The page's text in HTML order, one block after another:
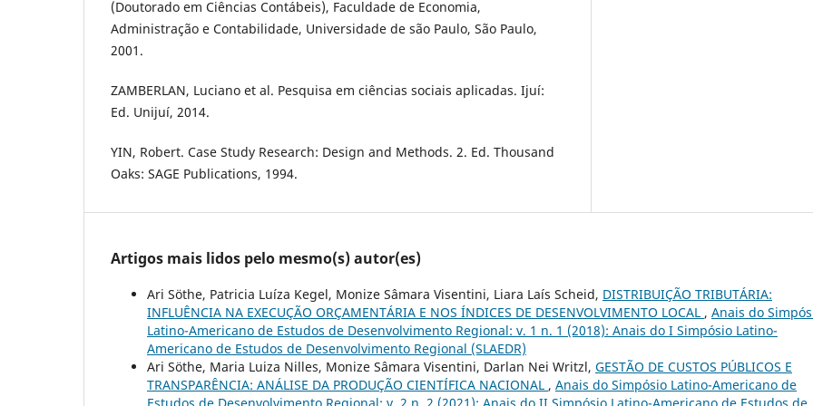
(Doutorado em Ciências Contábeis), Faculdade de Economia,
Administração e Contabilidade, Universidade de são Paulo, São Paulo,
2001.
ZAMBERLAN, Luciano et al. Pesquisa em ciências sociais aplicadas. Ijuí:
Ed. Unijuí, 2014.
YIN, Robert. Case Study Research: Design and Methods. 2. Ed. Thousand
Oaks: SAGE Publications, 1994.
Artigos mais lidos pelo mesmo(s) autor(es)
Ari Söthe, Patricia Luíza Kegel, Monize Sâmara Visentini, Liara Laís Scheid, DISTRIBUIÇÃO TRIBUTÁRIA:
INFLUÊNCIA NA EXECUÇÃO ORÇAMENTÁRIA E NOS ÍNDICES DE DESENVOLVIMENTO LOCAL , Anais do
Latino-Americano de Estudos de Desenvolvimento Regional: v. 1 n. 1 (2018): Anais do I Simpósio Latino-
Americano de Estudos de Desenvolvimento Regional (SLAEDR)
Ari Söthe, Maria Luiza Nilles, Monize Sâmara Visentini, Darlan Nei Writzl, GESTÃO DE CUSTOS PÚBLICOS E
TRANSPARÊNCIA: ANÁLISE DA PRODUÇÃO CIENTÍFICA NACIONAL , Anais do Simpósio Latino-Americano de